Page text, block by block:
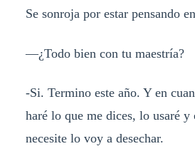
Se sonroja por estar pensando
—¿Todo bien con tu maestría?
-Si. Termino este año. Y en
haré lo que me dices, lo usaré y
necesite lo voy a desechar.